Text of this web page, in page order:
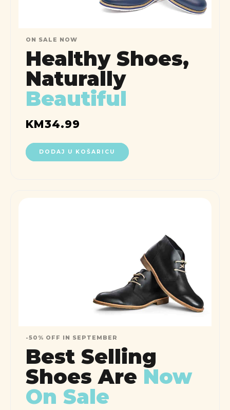
ON SALE NOW
Healthy Shoes,
Naturally
Beautiful
KM34.99
DODAJ U KOŠARICU
-50% OFF IN SEPTEMBER
Best Selling
Shoes Are Now
On Sale